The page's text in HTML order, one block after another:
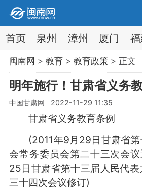
首页 泉州 漳州 厦门
闽南网 > 教育> 教育政策 > 正文
明年施行！甘肃省义务
中国甘肃网 2022-11-29 11:35
甘肃省义务教育条例
(2011年9月29日甘肃省第
会常务委员会第二十三次会
25日甘肃省第十三届人民代
三十四次会议修订)